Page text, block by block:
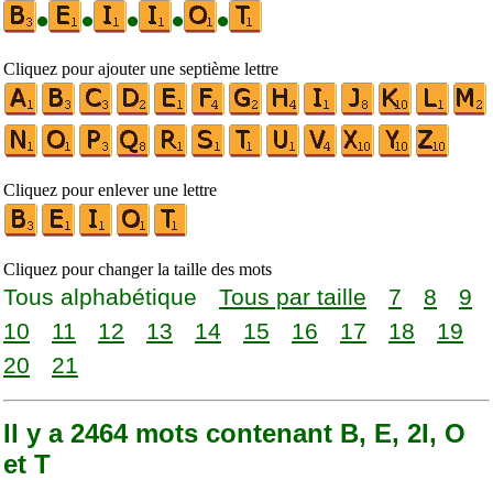
•
• • • •
Cliquez pour ajouter une septième lettre
Cliquez pour enlever une lettre
Cliquez pour changer la taille des mots
Tous alphabétique Tous par taille 7 8
9
10
11 12 13 14 15 16 17 18
19
20
21
Il y a 2464 mots contenant B, E, 2I, O
et T